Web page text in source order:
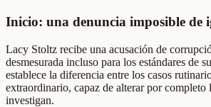
Inicio: una denuncia imposible de
Lacy Stoltz recibe una acusación de
desmesurada incluso para los estándares de
establece la diferencia entre los casos
extraordinario, capaz de alterar por completo
investigan.